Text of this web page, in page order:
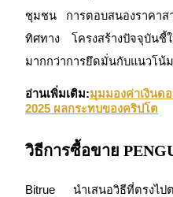
ผลตอบแทนสูงและเข้าถึ
ชุมชน การตอบสนองราคาส
ทิศทาง โครงสร้างปัจจุบันชี้
มากกว่าการยึดมั่นกับแนวโน้ม
อ่านเพิ่มเติม:มุมมองค่าเงิน
2025 ผลกระทบของคริปโต
วิธีการซื้อขาย
Bitrue นำเสนอวิธีที่ตรงไปต